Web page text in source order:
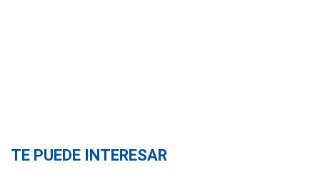
TE PUEDE INTERESAR